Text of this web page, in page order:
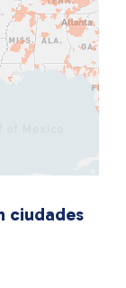
ciudades